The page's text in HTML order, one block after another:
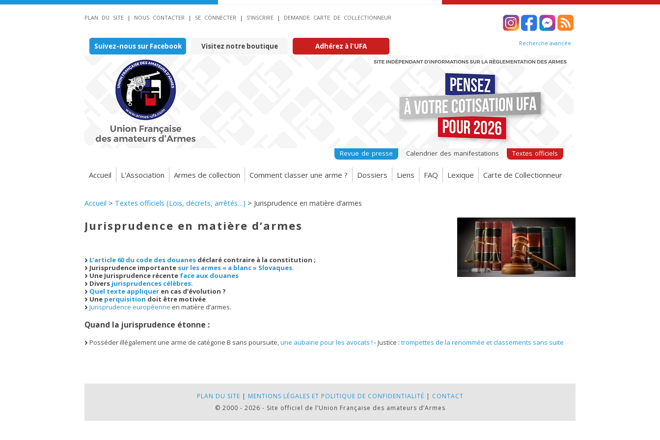
PLAN DU SITE | NOUS CONTACTER | SE CONNECTER | S’INSCRIRE | DEMANDE CARTE DE COLLECTIONNEUR
Suivez-nous sur Facebook Visitez notre boutique Adhérez à l'UFA Recherche avancée
Revue de presse Calendrier des manifestations Textes officiels
Accueil L'Association Armes de collection Comment classer une arme ? Dossiers Liens FAQ Lexique Carte de Collectionneur
Accueil > Textes officiels (Lois, décrets, arrêtés…) > Jurisprudence en matière d’armes
Jurisprudence en matière d’armes
L’article 60 du code des douanes déclaré contraire à la constitution ;
Jurisprudence importante sur les armes « a blanc » Slovaques.
Une Jurisprudence récente face aux douanes
Divers jurisprudences célèbres.
Quel texte appliquer en cas d’évolution ?
Une perquisition doit être motivée
Jurisprudence européenne en matière d’armes.
Quand la jurisprudence étonne :
Posséder illégalement une arme de catégorie B sans poursuite,une aubaine pour les avocats ! - Justice : trompettes de la renommée et classements sans suite
PLAN DU SITE | MENTIONS LÉGALES ET POLITIQUE DE CONFIDENTIALITÉ | CONTACT
© 2000 - 2026 - Site officiel de l’Union Française des amateurs d’Armes